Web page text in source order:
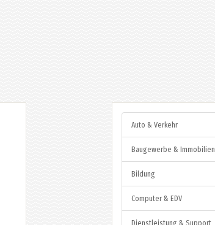
Auto & Verkehr
Baugewerbe & Immobilien
Bildung
Computer & EDV
Dienstleistung & Support